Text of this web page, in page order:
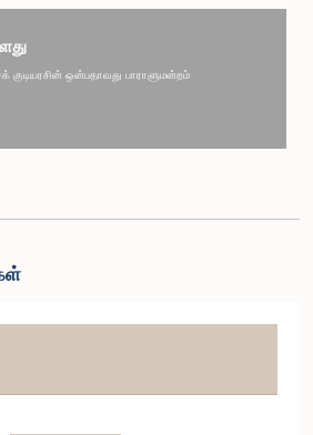
ஒன்பதாவது பாராளுமன்றம்